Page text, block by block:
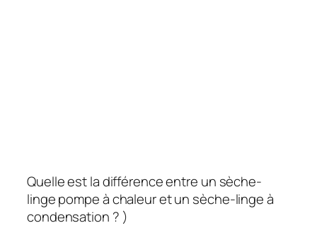
Quelle est la différence entre un sèche-
linge pompe à chaleur et un sèche-linge à
condensation ? )